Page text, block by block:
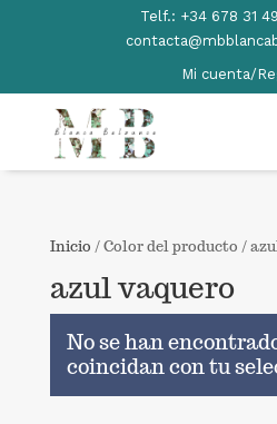
Telf.: +34 678 31
Mi cuenta/
Inicio / Color del producto /
azul vaquero
No se han
coincidan con tu